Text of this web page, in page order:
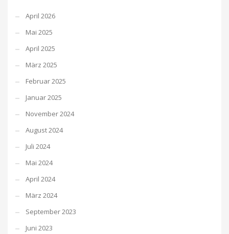
April 2026
Mai 2025
April 2025
März 2025
Februar 2025
Januar 2025
November 2024
August 2024
Juli 2024
Mai 2024
April 2024
März 2024
September 2023
Juni 2023